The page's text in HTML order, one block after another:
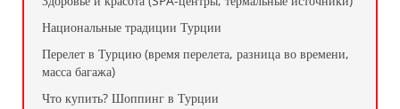
Национальные традиции Турции
Перелет в Турцию (время перелета, разница во времени,
масса багажа)
Что купить? Шоппинг в Турции